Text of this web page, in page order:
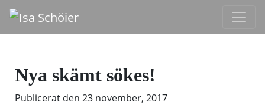
Nya skämt sökes!
Publicerat den 23 november, 2017